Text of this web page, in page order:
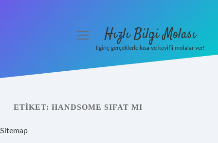
Yasal Uyarı
Hakkımızda
menüyüHızlı Bilgi Molası
İlginç gerçeklerle kısa ve keyifli molalar ver!
ETIKET: HANDSOME SIFAT MI
Sitemap